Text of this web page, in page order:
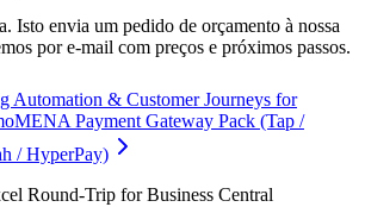
Isto envia um pedido de orçamento à nossa
por e-mail com preços e próximos passos.
Automation & Customer Journeys for
MENA Payment Gateway Pack (Tap /
/ HyperPay)
Round-Trip for Business Central